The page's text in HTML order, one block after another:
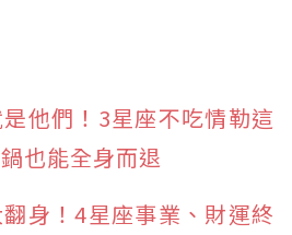
他們！3星座不吃情勒這
也能全身而退
身！4星座事業、財運終